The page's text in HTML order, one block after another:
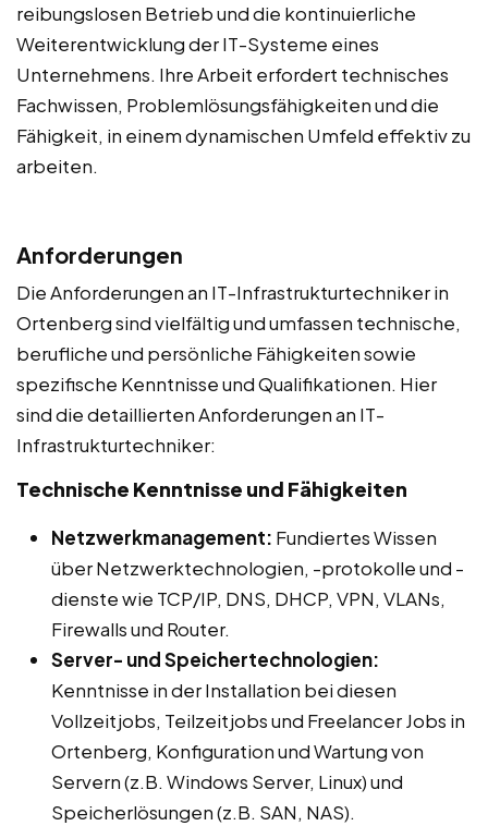
reibungslosen Betrieb und die kontinuierliche
Weiterentwicklung der IT-Systeme eines
Unternehmens. Ihre Arbeit erfordert technisches
Fachwissen, Problemlösungsfähigkeiten und die
Fähigkeit, in einem dynamischen Umfeld effektiv zu
arbeiten.
Anforderungen
Die Anforderungen an IT-Infrastrukturtechniker in
Ortenberg sind vielfältig und umfassen technische,
berufliche und persönliche Fähigkeiten sowie
spezifische Kenntnisse und Qualifikationen. Hier
sind die detaillierten Anforderungen an IT-
Infrastrukturtechniker:
Technische Kenntnisse und Fähigkeiten
Netzwerkmanagement: Fundiertes Wissen
über Netzwerktechnologien, -protokolle und -
dienste wie TCP/IP, DNS, DHCP, VPN, VLANs,
Firewalls und Router.
Server- und Speichertechnologien:
Kenntnisse in der Installation bei diesen
Vollzeitjobs, Teilzeitjobs und Freelancer Jobs in
Ortenberg, Konfiguration und Wartung von
Servern (z.B. Windows Server, Linux) und
Speicherlösungen (z.B. SAN, NAS).